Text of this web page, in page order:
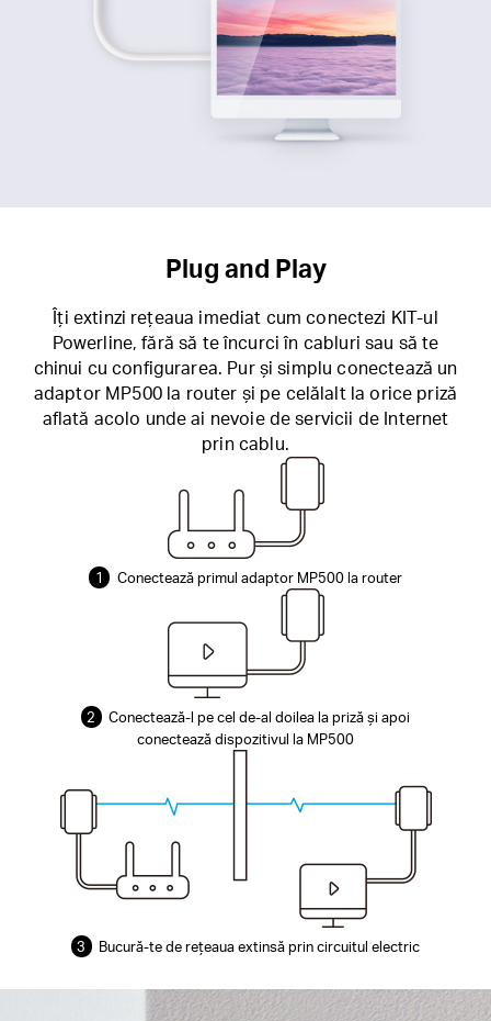
Plug and Play
Îți extinzi rețeaua imediat cum conectezi KIT-ul
Powerline, fără să te încurci în cabluri sau să te
chinui cu configurarea. Pur și simplu conectează un
adaptor MP500 la router și pe celălalt la orice priză
aflată acolo unde ai nevoie de servicii de Internet
prin cablu.
1 Conectează primul adaptor MP500 la router
2
Conectează-l pe cel de-al doilea la priză și apoi
conectează dispozitivul la MP500
3 Bucură-te de rețeaua extinsă prin circuitul electric